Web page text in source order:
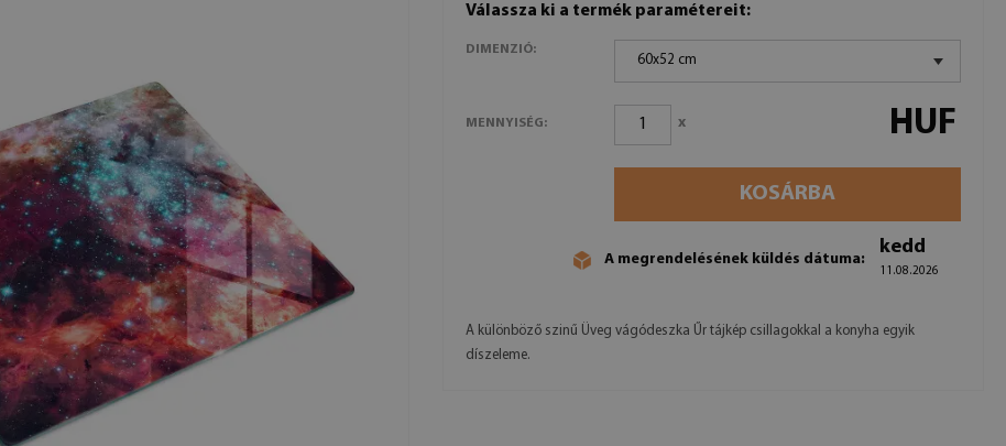
Válassza ki a termék paramétereit:
DIMENZIÓ:
60x52 cm
MENNYISÉG: x HUF
KOSÁRBA
A megrendelésének küldés dátuma:
kedd
11.08.2026
A különböző szinű Üveg vágódeszka Űr tájkép csillagokkal a konyha egyik
díszeleme.